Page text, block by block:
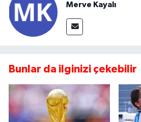
Merve Kayalı
Bunlar da ilginizi çekebilir